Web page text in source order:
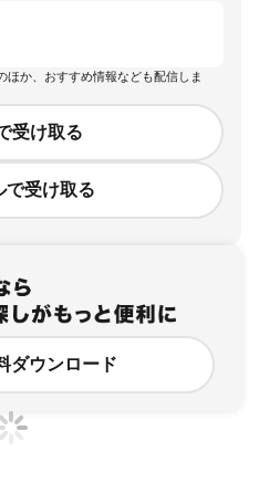
ほか、おすすめ情報なども配信しま
受け取る
で受け取る
ダウンロード